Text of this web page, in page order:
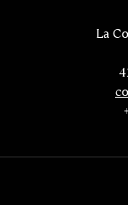
La